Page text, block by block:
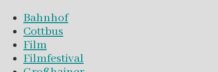
Bahnhof
Cottbus
Film
Filmfestival